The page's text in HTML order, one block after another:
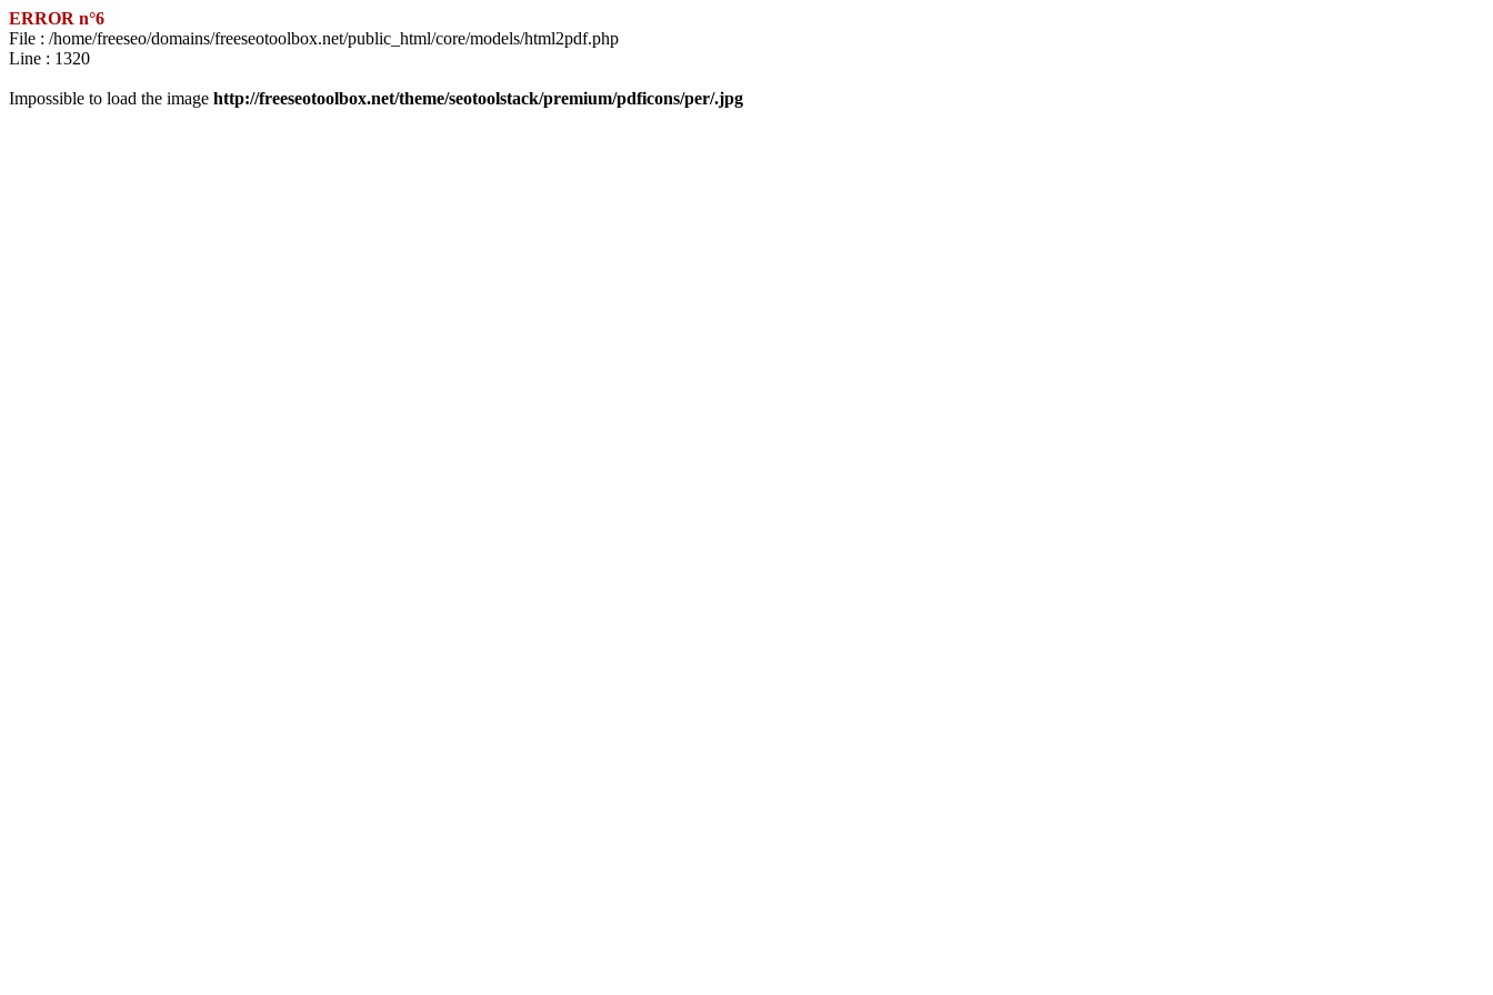
ERROR n°6
File : /home/freeseo/domains/freeseotoolbox.net/public_html/core/models/html2pdf.php
Line : 1320
Impossible to load the image http://freeseotoolbox.net/theme/seotoolstack/premium/pdficons/per/.jpg